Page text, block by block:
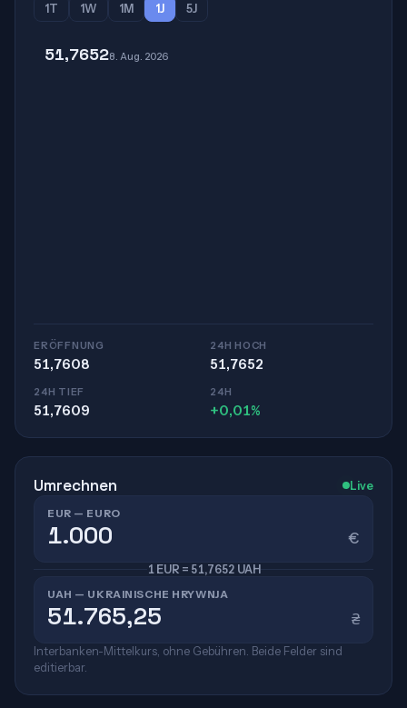
1T
1W 1M 1J 5J
51,76528. Aug. 2026
ERÖFFNUNG
51,7608
24H HOCH
51,7652
24H TIEF
51,7609
24H
+0,01%
Umrechnen Live
EUR — EURO
€
1 EUR = 51,7652 UAH
UAH — UKRAINISCHE HRYWNJA
₴
Interbanken-Mittelkurs, ohne Gebühren. Beide Felder sind
editierbar.